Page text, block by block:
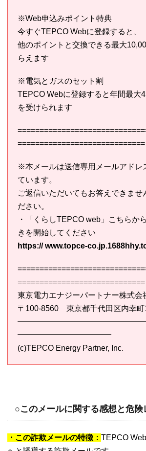
※Web申込みポイント特典
今すぐTEPCO Webに登録すると、
他のポイントと交換できる最大
らえます
※電気とガスのセット割
TEPCO Webに登録すると年間最大
を受けられます
=============================
※本メールは送信専用メールアドレ
ています。
ご返信いただいてもお答えできませ
ださい。
・「くらしTEPCO web」こちらか
きを開始してください
https:// www.topce-
=============================
東京電力エナジーパートナー株式会
〒100-8560 東京都千代田区内幸町
━━━━━━━━━━━━
(c)TEPCO Energy Partner, Inc.
○このメールに関する感想と危険
・この詐欺メールの特徴： TEPCO